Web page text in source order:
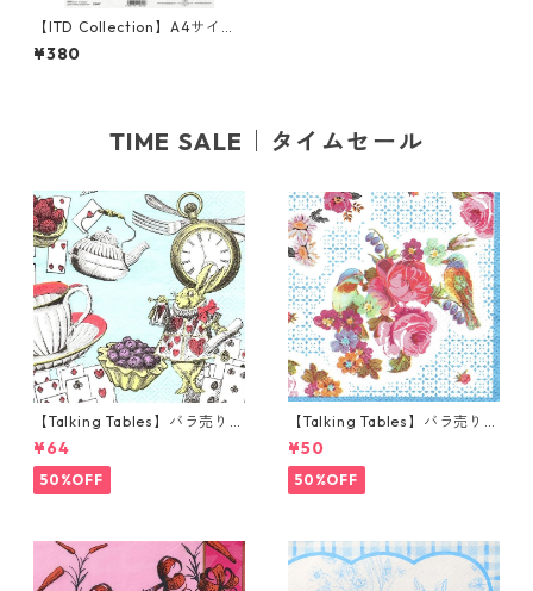
【ITD Collection】A4サイズ
ライスペーパー R1447 デコパ
ージュ
¥380
TIME SALE｜タイムセール
【Talking Tables】バラ売り1
枚 カクテルサイズ ペーパーナ
プキン Alice in Wonderland
ブルー
¥64
50%OFF
【Talking Tables】バラ売り1
枚 ポケットサイズ ペーパーナ
プキン TRULY ブルー
¥50
50%OFF